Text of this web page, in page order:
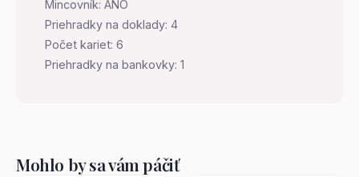
Mincovník: ÁNO
Priehradky na doklady: 4
Počet kariet: 6
Priehradky na bankovky: 1
Mohlo by sa vám páčiť